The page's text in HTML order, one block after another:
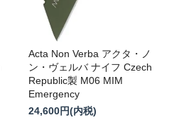
Acta Non Verba アクタ・ノ
ン・ヴェルバ ナイフ Czech
Republic製 M06 MIM
Emergency
24,600円(内税)